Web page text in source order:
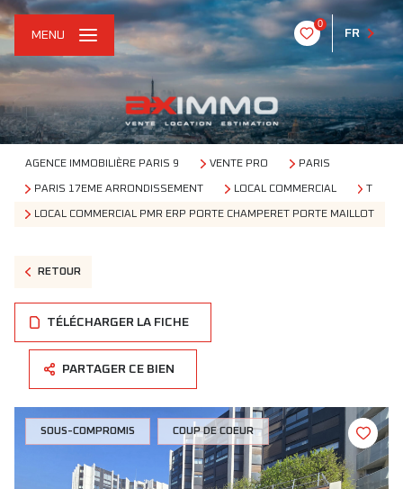
0
FR
MENU
AGENCE IMMOBILIÈRE PARIS 9 VENTE PRO PARIS
PARIS 17EME ARRONDISSEMENT LOCAL COMMERCIAL T
LOCAL COMMERCIAL PMR ERP PORTE CHAMPERET PORTE MAILLOT
RETOUR
TÉLÉCHARGER LA FICHE
PARTAGER CE BIEN
SOUS-COMPROMIS COUP DE COEUR